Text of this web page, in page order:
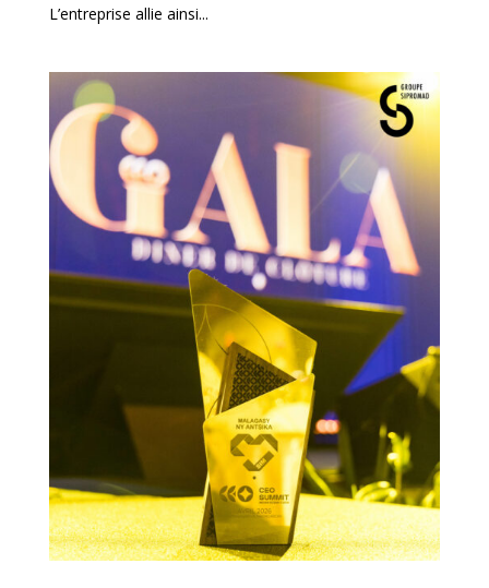
L’entreprise allie ainsi...